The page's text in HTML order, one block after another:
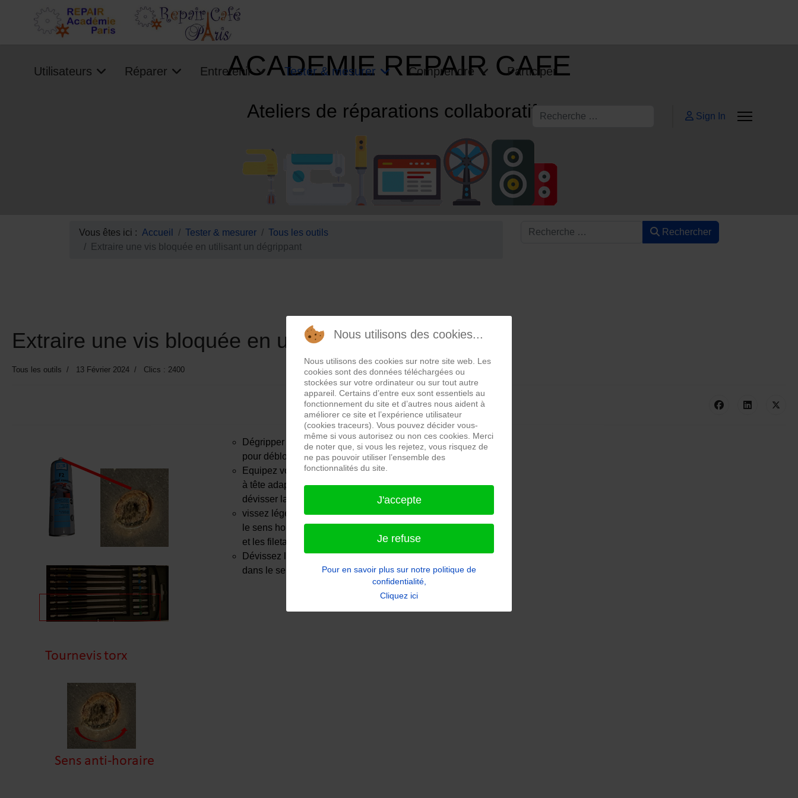
Utilisateurs Réparer Entretenir Tester & mesurer Comprendre Participer
Rechercher Sign In
ACADEMIE REPAIR CAFE
Ateliers de réparations collaboratifs
Vous êtes ici : Accueil Tester & mesurer
Tous les outils
Extraire une vis bloquée en utilisant un dégrippant
Rechercher
Extraire une vis bloquée en utilisant un dégrippant
Tous les outils 13 Février 2024 Clics : 2400
Dégripper la tête de vis en pulvérisant du dégrippant
pour débloquer les mécanismes rouillés, coincés
Equipez vous d’un tournevis
à tête adaptée, ici une tête torx, pour
dévisser la vis
vissez légèrement la vis, en la tournant dans
le sens horaire, afin de donner du jeu entre la vis
et les filetages avec lesquels elle coopère
Dévissez la vis en pivotant le tournevis
dans le sens anti-horaire
Nous utilisons des cookies...
Nous utilisons des cookies sur notre site web. Les
cookies sont des données téléchargées ou
stockées sur votre ordinateur ou sur tout autre
appareil. Certains d’entre eux sont essentiels au
fonctionnement du site et d’autres nous aident à
améliorer ce site et l’expérience utilisateur
(cookies traceurs). Vous pouvez décider vous-
même si vous autorisez ou non ces cookies. Merci
de noter que, si vous les rejetez, vous risquez de
ne pas pouvoir utiliser l’ensemble des
fonctionnalités du site.
J'accepte
Je refuse
Pour en savoir plus sur notre politique de
confidentialité,
Cliquez ici